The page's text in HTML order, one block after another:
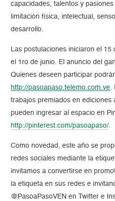
capacidades, talentos y
limitación física, intelectual,
desarrollo.
Las postulaciones iniciaron el
el 1ro de junio. El anuncio del
Quienes deseen participar
http://pasoapaso.telemo.com.ve.
trabajos premiados en ediciones
pueden ingresar al espacio en
http://pinterest.com/pasoapaso/.
Como novedad, este año se
redes sociales mediante la
invitamos a convertirse en
la etiqueta en sus redes e
@PasoaPasoVEN en Twitter e